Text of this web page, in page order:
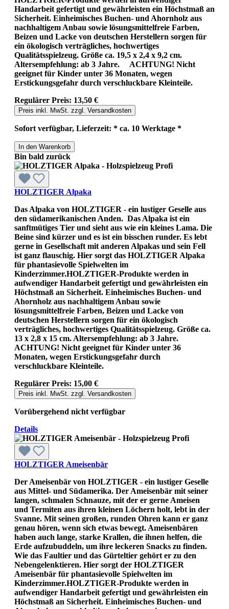
Handarbeit gefertigt und gewährleisten ein Höchstmaß an
Sicherheit. Einheimisches Buchen- und Ahornholz aus
nachhaltigem Anbau sowie lösungsmittelfreie Farben,
Beizen und Lacke von deutschen Herstellern sorgen für
ein ökologisch verträgliches, hochwertiges
Qualitätsspielzeug. Größe ca. 19,5 x 2,4 x 9,2 cm.
Altersempfehlung: ab 3 Jahre. ACHTUNG! Nicht
geeignet für Kinder unter 36 Monaten, wegen
Erstickungsgefahr durch verschluckbare Kleinteile.
Regulärer Preis: 13,50 €
Preis inkl. MwSt. zzgl. Versandkosten
Sofort verfügbar, Lieferzeit: * ca. 10 Werktage *
In den Warenkorb
Bin bald zurück
HOLZTIGER Alpaka
Das Alpaka von HOLZTIGER - ein lustiger Geselle aus
den südamerikanischen Anden. Das Alpaka ist ein
sanftmütiges Tier und sieht aus wie ein kleines Lama. Die
Beine sind kürzer und es ist ein bisschen runder. Es lebt
gerne in Gesellschaft mit anderen Alpakas und sein Fell
ist ganz flauschig. Hier sorgt das HOLZTIGER Alpaka
für phantasievolle Spielwelten im
Kinderzimmer.HOLZTIGER-Produkte werden in
aufwendiger Handarbeit gefertigt und gewährleisten ein
Höchstmaß an Sicherheit. Einheimisches Buchen- und
Ahornholz aus nachhaltigem Anbau sowie
lösungsmittelfreie Farben, Beizen und Lacke von
deutschen Herstellern sorgen für ein ökologisch
verträgliches, hochwertiges Qualitätsspielzeug. Größe ca.
13 x 2,8 x 15 cm. Altersempfehlung: ab 3 Jahre.
ACHTUNG! Nicht geeignet für Kinder unter 36
Monaten, wegen Erstickungsgefahr durch
verschluckbare Kleinteile.
Regulärer Preis: 15,00 €
Preis inkl. MwSt. zzgl. Versandkosten
Vorübergehend nicht verfügbar
Details
HOLZTIGER Ameisenbär
Der Ameisenbär von HOLZTIGER - ein lustiger Geselle
aus Mittel- und Südamerika. Der Ameisenbär mit seiner
langen, schmalen Schnauze, mit der er gerne Ameisen
und Termiten aus ihren kleinen Löchern holt, lebt in der
Svanne. Mit seinen großen, runden Ohren kann er ganz
genau hören, wenn sich etwas bewegt. Ameisenbären
haben auch lange, starke Krallen, die ihnen helfen, die
Erde aufzubuddeln, um ihre leckeren Snacks zu finden.
Wie das Faultier und das Gürteltier gehört er zu den
Nebengelenktieren. Hier sorgt der HOLZTIGER
Ameisenbär für phantasievolle Spielwelten im
Kinderzimmer.HOLZTIGER-Produkte werden in
aufwendiger Handarbeit gefertigt und gewährleisten ein
Höchstmaß an Sicherheit. Einheimisches Buchen- und